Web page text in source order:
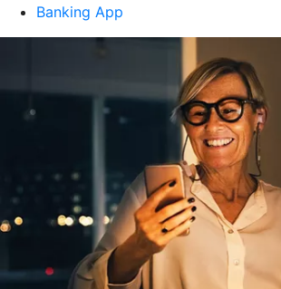
Banking App